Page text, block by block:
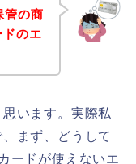
管の商
のエ
います。実際私
まず、どうして
ードが使えないエ